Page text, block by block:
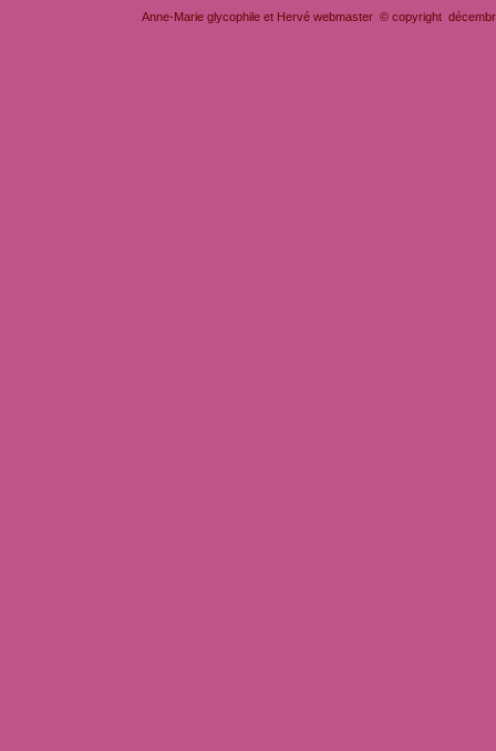
Anne-Marie glycophile et Hervé webmaster © copyright